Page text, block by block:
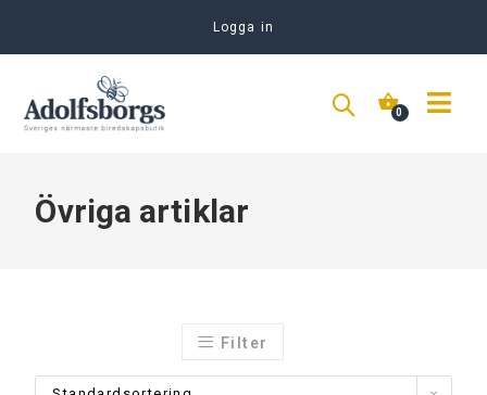
Logga in
Övriga artiklar
Filter